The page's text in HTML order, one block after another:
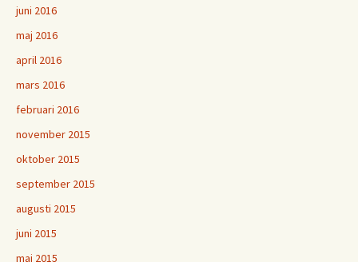
juni 2016
maj 2016
april 2016
mars 2016
februari 2016
november 2015
oktober 2015
september 2015
augusti 2015
juni 2015
maj 2015